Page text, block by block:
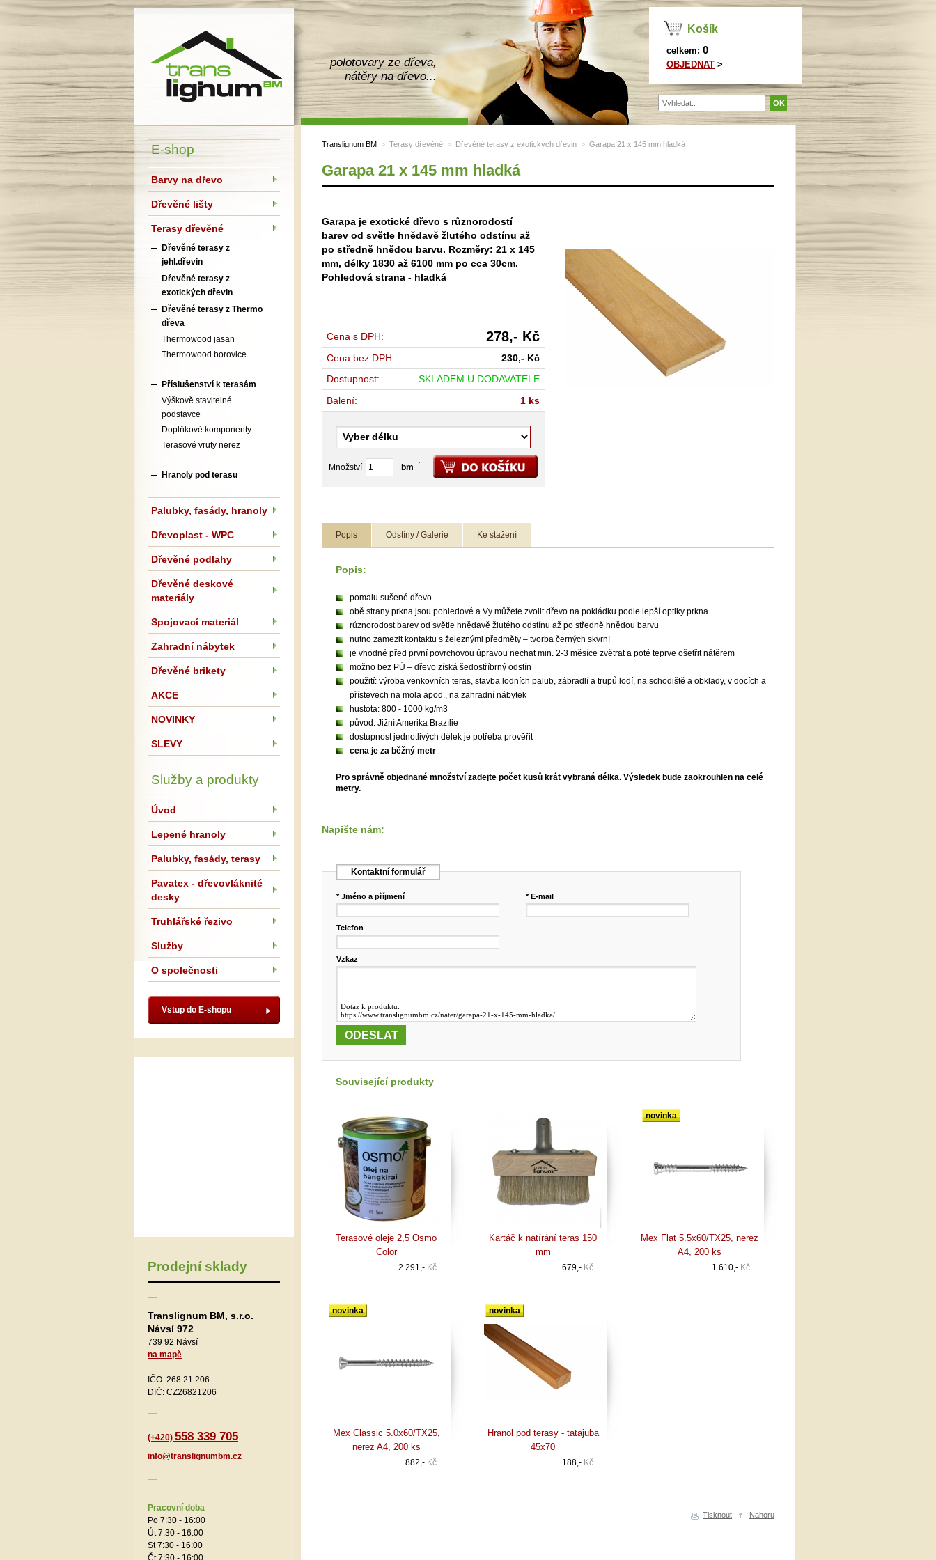
Translignum BM, s.r.o.
— polotovary ze dřeva,
nátěry na dřevo...
Košík
celkem: 0
OBJEDNAT >
Translignum BM > Terasy dřevěné > Dřevěné terasy z exotických dřevin > Garapa 21 x 145 mm hladká
Garapa 21 x 145 mm hladká
Garapa je exotické dřevo s různorodostí
barev od světle hnědavě žlutého odstínu až
po středně hnědou barvu. Rozměry: 21 x 145
mm, délky 1830 až 6100 mm po cca 30cm.
Pohledová strana - hladká
Cena s DPH: 278,- Kč
Cena bez DPH: 230,- Kč
Dostupnost:
SKLADEM U DODAVATELE
Balení:
1 ks
Množství balení
bm
Popis Odstíny / Galerie Ke stažení
Popis:
pomalu sušené dřevo
obě strany prkna jsou pohledové a Vy můžete zvolit dřevo na pokládku podle lepší optiky prkna
různorodost barev od světle hnědavě žlutého odstínu až po středně hnědou barvu
nutno zamezit kontaktu s železnými předměty – tvorba černých skvrn!
je vhodné před první povrchovou úpravou nechat min. 2-3 měsíce zvětrat a poté teprve ošetřit nátěrem
možno bez PÚ – dřevo získá šedostříbrný odstín
použití: výroba venkovních teras, stavba lodních palub, zábradlí a trupů lodí, na schodiště a obklady, v docích a
přístevech na mola apod., na zahradní nábytek
hustota: 800 - 1000 kg/m3
původ: Jižní Amerika Brazílie
dostupnost jednotlivých délek je potřeba prověřit
cena je za běžný metr
Pro správně objednané množství zadejte počet kusů krát vybraná délka. Výsledek bude zaokrouhlen na celé
metry.
Napište nám:
Kontaktní formulář
* Jméno a příjmení * E-mail
Telefon
Vzkaz
Související produkty
Terasové oleje 2,5 Osmo
Color
2 291,- Kč
Kartáč k natírání teras 150
mm
679,- Kč
novinka
Mex Flat 5.5x60/TX25, nerez
A4, 200 ks
1 610,- Kč
novinka
Mex Classic 5.0x60/TX25,
nerez A4, 200 ks
882,- Kč
novinka
Hranol pod terasy - tatajuba
45x70
188,- Kč
Tisknout Nahoru
E-shop
Barvy na dřevo
Dřevěné lišty
Terasy dřevěné
Dřevěné terasy z
jehl.dřevin
Dřevěné terasy z
exotických dřevin
Dřevěné terasy z Thermo
dřeva
Thermowood jasan
Thermowood borovice
Příslušenství k terasám
Výškově stavitelné
podstavce
Doplňkové komponenty
Terasové vruty nerez
Hranoly pod terasu
Palubky, fasády, hranoly
Dřevoplast - WPC
Dřevěné podlahy
Dřevěné deskové
materiály
Spojovací materiál
Zahradní nábytek
Dřevěné brikety
AKCE
NOVINKY
SLEVY
Služby a produkty
Úvod
Lepené hranoly
Palubky, fasády, terasy
Pavatex - dřevovláknité
desky
Truhlářské řezivo
Služby
O společnosti
Vstup do E-shopu
Prodejní sklady
Translignum BM, s.r.o.
Návsí 972
739 92 Návsí
na mapě
IČO: 268 21 206
DIČ: CZ26821206
(+420) 558 339 705
info@translignumbm.cz
Pracovní doba
Po 7:30 - 16:00
Út 7:30 - 16:00
St 7:30 - 16:00
Čt 7:30 - 16:00